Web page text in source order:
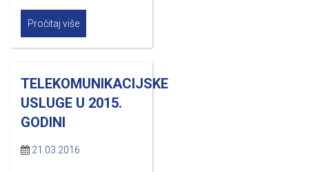
Pročitaj više
TELEKOMUNIKACIJSKE
USLUGE U 2015.
GODINI
21.03.2016